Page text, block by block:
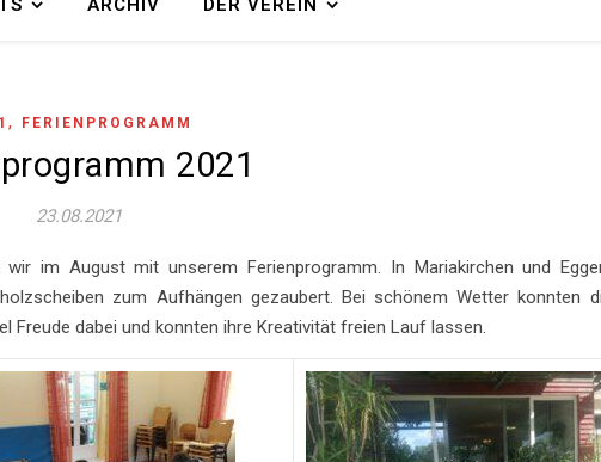
ARCHIV DER VEREIN
, FERIENPROGRAMM
2021
23.08.2021
im August mit unserem Ferienprogramm. In Mariakirchen und
zum Aufhängen gezaubert. Bei schönem Wetter konnten
Freude dabei und konnten ihre Kreativität freien Lauf lassen.